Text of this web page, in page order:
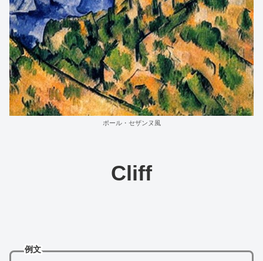
ポール・セザンヌ風
Cliff
例文